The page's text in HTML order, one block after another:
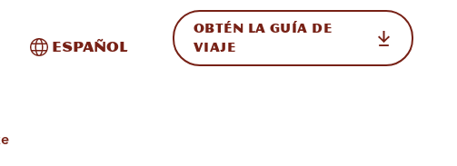
en el sitio
Alternar Internacional
Español
OBTÉN LA GUÍA DE
VIAJE